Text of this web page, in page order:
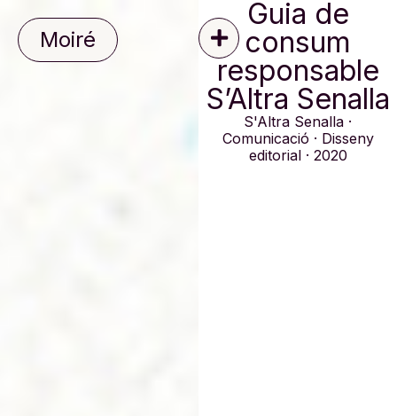
Moiré
Guia de
consum
responsable
S’Altra Senalla
S'Altra Senalla ·
Comunicació · Disseny
editorial · 2020